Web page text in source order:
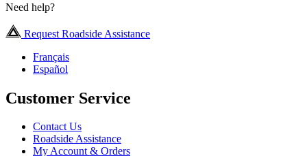
Need help?
Request Roadside Assistance
Français
Español
Customer Service
Contact Us
Roadside Assistance
My Account & Orders